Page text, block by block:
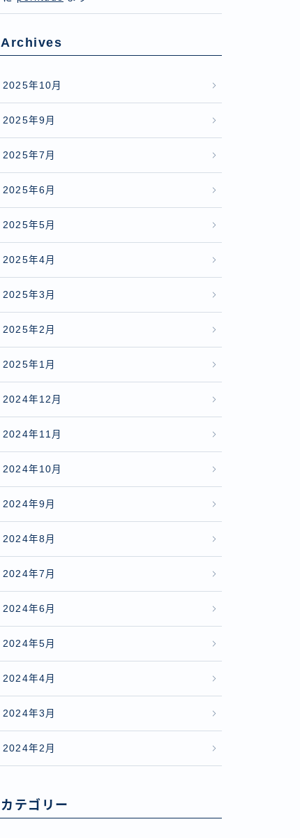
Archives
2025年10月
2025年9月
2025年7月
2025年6月
2025年5月
2025年4月
2025年3月
2025年2月
2025年1月
2024年12月
2024年11月
2024年10月
2024年9月
2024年8月
2024年7月
2024年6月
2024年5月
2024年4月
2024年3月
2024年2月
カテゴリー